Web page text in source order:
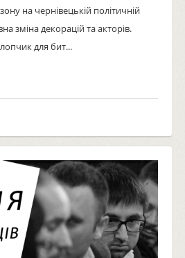
на чернівецькій політичній
зміна декорацій та акторів.
для бит...